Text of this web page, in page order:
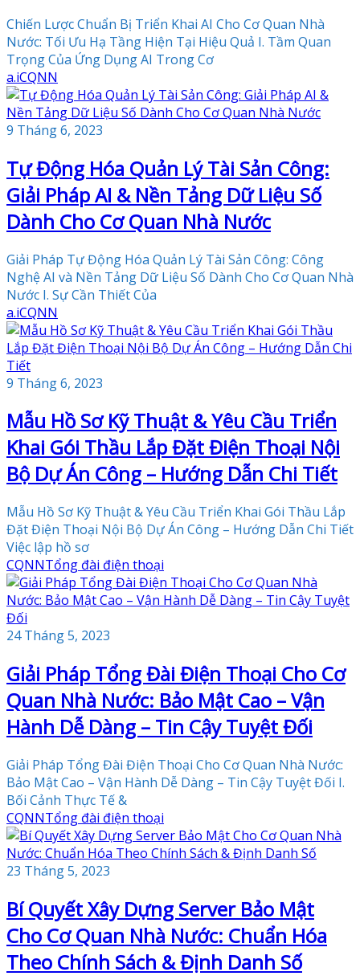
Chiến Lược Chuẩn Bị Triển Khai AI Cho Cơ Quan Nhà
Nước: Tối Ưu Hạ Tầng Hiện Tại Hiệu Quả I. Tầm Quan
Trọng Của Ứng Dụng AI Trong Cơ
a.iCQNN
9 Tháng 6, 2023
Tự Động Hóa Quản Lý Tài Sản Công:
Giải Pháp AI & Nền Tảng Dữ Liệu Số
Dành Cho Cơ Quan Nhà Nước
Giải Pháp Tự Động Hóa Quản Lý Tài Sản Công: Công
Nghệ AI và Nền Tảng Dữ Liệu Số Dành Cho Cơ Quan Nhà
Nước I. Sự Cần Thiết Của
a.iCQNN
9 Tháng 6, 2023
Mẫu Hồ Sơ Kỹ Thuật & Yêu Cầu Triển
Khai Gói Thầu Lắp Đặt Điện Thoại Nội
Bộ Dự Án Công – Hướng Dẫn Chi Tiết
Mẫu Hồ Sơ Kỹ Thuật & Yêu Cầu Triển Khai Gói Thầu Lắp
Đặt Điện Thoại Nội Bộ Dự Án Công – Hướng Dẫn Chi Tiết
Việc lập hồ sơ
CQNNTổng đài điện thoại
24 Tháng 5, 2023
Giải Pháp Tổng Đài Điện Thoại Cho Cơ
Quan Nhà Nước: Bảo Mật Cao – Vận
Hành Dễ Dàng – Tin Cậy Tuyệt Đối
Giải Pháp Tổng Đài Điện Thoại Cho Cơ Quan Nhà Nước:
Bảo Mật Cao – Vận Hành Dễ Dàng – Tin Cậy Tuyệt Đối I.
Bối Cảnh Thực Tế &
CQNNTổng đài điện thoại
23 Tháng 5, 2023
Bí Quyết Xây Dựng Server Bảo Mật
Cho Cơ Quan Nhà Nước: Chuẩn Hóa
Theo Chính Sách & Định Danh Số